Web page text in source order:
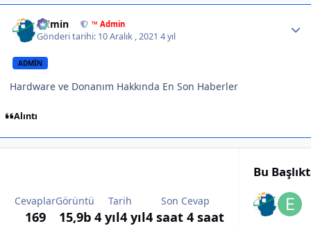
Admin ™ Admin
Gönderi tarihi: 10 Aralık , 20214 yıl
ADMIN
Hardware ve Donanım Hakkında En Son Haberler
Alıntı
Cevaplar
169
Görüntü
15,9b
Tarih
4 yıl4 yıl
Son Cevap
4 saat 4 saat
Bu